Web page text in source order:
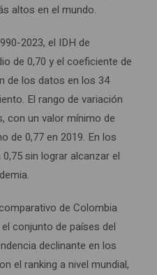
altos en el mundo.
2023, el IDH de
de 0,70 y el coeficiente de
de los datos en los 34
El rango de variación
con un valor mínimo de
de 0,77 en 2019. En los
sin lograr alcanzar el
de Colombia
conjunto de países del
declinante en los
el ranking a nivel mundial,